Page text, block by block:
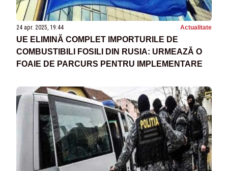
24 apr. 2025, 19:44 Actualitate
UE ELIMINĂ COMPLET IMPORTURILE DE
COMBUSTIBILI FOSILI DIN RUSIA: URMEAZĂ O
FOAIE DE PARCURS PENTRU IMPLEMENTARE